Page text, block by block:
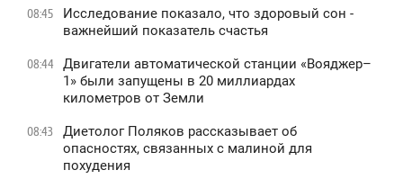
08:45
Исследование показало, что здоровый сон -
важнейший показатель счастья
08:44
Двигатели автоматической станции «Вояджер–
1» были запущены в 20 миллиардах
километров от Земли
08:43
Диетолог Поляков рассказывает об
опасностях, связанных с малиной для
похудения